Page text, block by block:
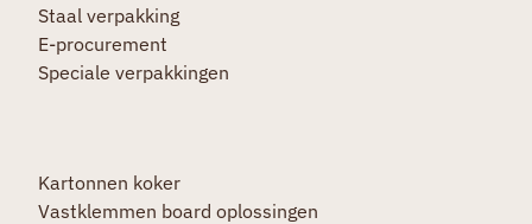
Staal verpakking
E-procurement
Speciale verpakkingen
Kartonnen koker
Vastklemmen board oplossingen